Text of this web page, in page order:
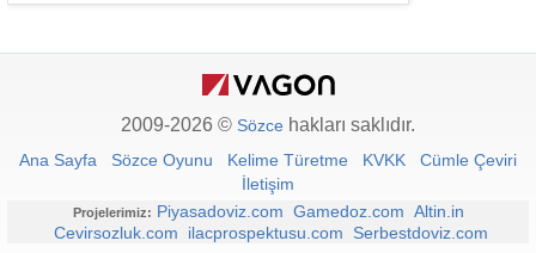
2009-2026 © Sözce hakları saklıdır.
Ana Sayfa Sözce Oyunu Kelime Türetme KVKK
Cümle Çeviri
İletişim
Projelerimiz: Piyasadoviz.com Gamedoz.com Altin.in
Cevirsozluk.com
ilacprospektusu.com Serbestdoviz.com